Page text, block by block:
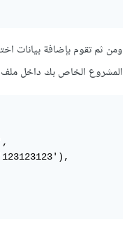
ومن ثم تقوم بإضافة بيانات
المشروع الخاص بك داخل ملف UserSeeder